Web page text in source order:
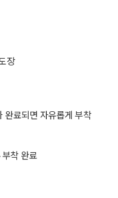
장
완료되면 자유롭게 부착
착 완료